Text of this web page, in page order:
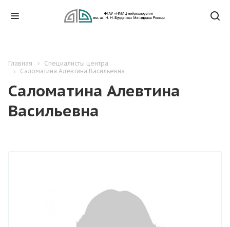
Главная
Специалисты центра
Саломатина Алевтина Васильевна
Саломатина Алевтина
Васильевна